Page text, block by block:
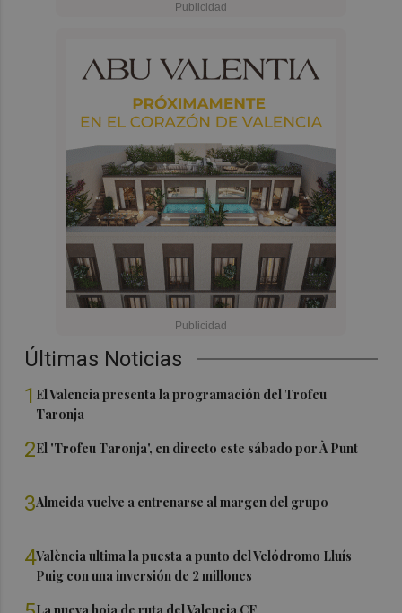
Últimas Noticias
1 El Valencia presenta la programación del Trofeu
Taronja
2El 'Trofeu Taronja', en directo este sábado por À Punt
3Almeida vuelve a entrenarse al margen del grupo
4València ultima la puesta a punto del Velódromo Lluís
Puig con una inversión de 2 millones